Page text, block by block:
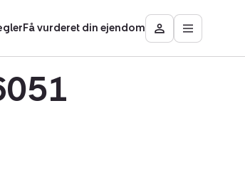
Få vurderet din ejendom
Besøg
Mit
Åbn